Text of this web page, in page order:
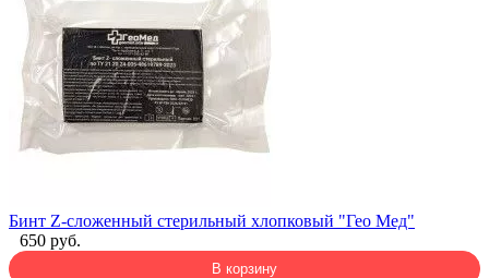
Бинт Z-сложенный стерильный хлопковый "Гео Мед"
650 руб.
В корзину